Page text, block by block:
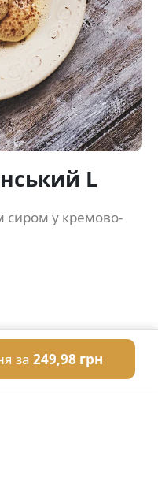
L
сиром у кремово-
за 249,98 грн